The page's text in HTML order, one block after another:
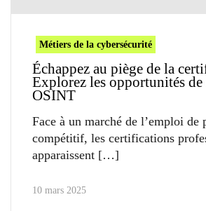
Métiers de la cybersécurité
Échappez au piège de la
Explorez les opportunités de
OSINT
Face à un marché de l’emploi de
compétitif, les certifications
apparaissent
10 mars 2025